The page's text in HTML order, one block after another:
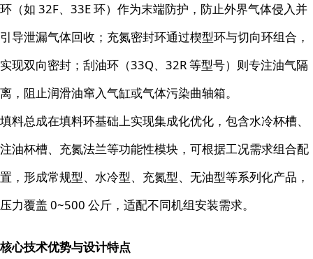
环（如 32F、33E 环）作为末端防护，防止外界气体侵入并
引导泄漏气体回收；充氮密封环通过楔型环与切向环组合，
实现双向密封；刮油环（33Q、32R 等型号）则专注油气隔
离，阻止润滑油窜入气缸或气体污染曲轴箱。
填料总成在填料环基础上实现集成化优化，包含水冷杯槽、
注油杯槽、充氮法兰等功能性模块，可根据工况需求组合配
置，形成常规型、水冷型、充氮型、无油型等系列化产品，
压力覆盖 0~500 公斤，适配不同机组安装需求。
核心技术优势与设计特点